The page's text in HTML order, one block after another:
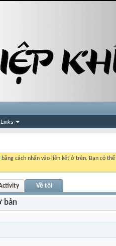
bằng cách nhấn vào liên kết ở trên. Bạn có thể
Về tôi
bản